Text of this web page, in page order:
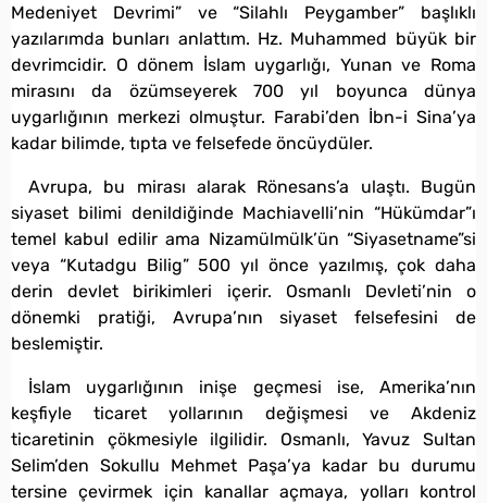
Medeniyet Devrimi” ve “Silahlı Peygamber” başlıklı
yazılarımda bunları anlattım. Hz. Muhammed büyük bir
devrimcidir. O dönem İslam uygarlığı, Yunan ve Roma
mirasını da özümseyerek 700 yıl boyunca dünya
uygarlığının merkezi olmuştur. Farabi’den İbn-i Sina’ya
kadar bilimde, tıpta ve felsefede öncüydüler.
Avrupa, bu mirası alarak Rönesans’a ulaştı. Bugün
siyaset bilimi denildiğinde Machiavelli’nin “Hükümdar”ı
temel kabul edilir ama Nizamülmülk’ün “Siyasetname”si
veya “Kutadgu Bilig” 500 yıl önce yazılmış, çok daha
derin devlet birikimleri içerir. Osmanlı Devleti’nin o
dönemki pratiği, Avrupa’nın siyaset felsefesini de
beslemiştir.
İslam uygarlığının inişe geçmesi ise, Amerika’nın
keşfiyle ticaret yollarının değişmesi ve Akdeniz
ticaretinin çökmesiyle ilgilidir. Osmanlı, Yavuz Sultan
Selim’den Sokullu Mehmet Paşa’ya kadar bu durumu
tersine çevirmek için kanallar açmaya, yolları kontrol